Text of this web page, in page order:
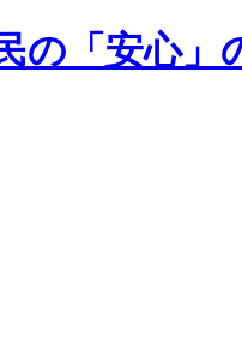
の「安心」